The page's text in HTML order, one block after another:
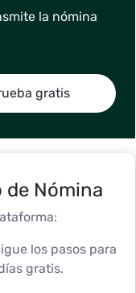
la nómina
gratis
de Nómina
los pasos para
gratis.